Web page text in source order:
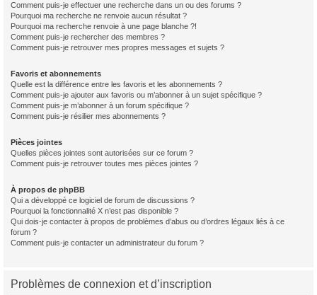
Comment puis-je effectuer une recherche dans un ou des forums ?
Pourquoi ma recherche ne renvoie aucun résultat ?
Pourquoi ma recherche renvoie à une page blanche ?!
Comment puis-je rechercher des membres ?
Comment puis-je retrouver mes propres messages et sujets ?
Favoris et abonnements
Quelle est la différence entre les favoris et les abonnements ?
Comment puis-je ajouter aux favoris ou m’abonner à un sujet spécifique ?
Comment puis-je m’abonner à un forum spécifique ?
Comment puis-je résilier mes abonnements ?
Pièces jointes
Quelles pièces jointes sont autorisées sur ce forum ?
Comment puis-je retrouver toutes mes pièces jointes ?
À propos de phpBB
Qui a développé ce logiciel de forum de discussions ?
Pourquoi la fonctionnalité X n’est pas disponible ?
Qui dois-je contacter à propos de problèmes d’abus ou d’ordres légaux liés à ce
forum ?
Comment puis-je contacter un administrateur du forum ?
Problèmes de connexion et d’inscription